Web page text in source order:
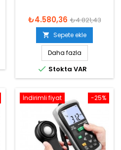
₺4.580,36 ₺4.821,43
 Sepete ekle
Daha fazla
 Stokta VAR
-25%
İndirimli fiyat